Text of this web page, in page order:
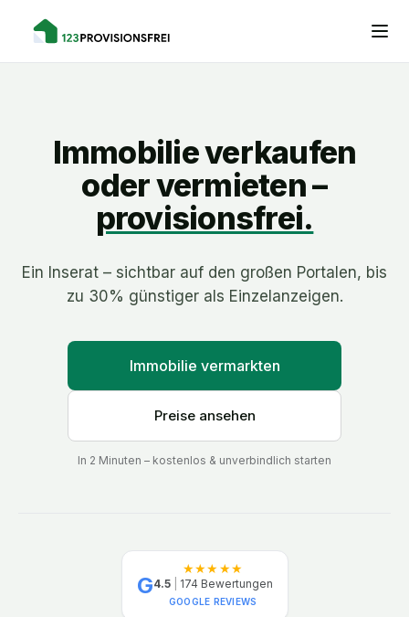
Immobilie verkaufen
oder vermieten –
provisionsfrei.
Ein Inserat – sichtbar auf den großen Portalen, bis
zu 30% günstiger als Einzelanzeigen.
Immobilie vermarkten
Preise ansehen
In 2 Minuten – kostenlos & unverbindlich starten
G
★★★★★
4.5 174 Bewertungen
GOOGLE REVIEWS